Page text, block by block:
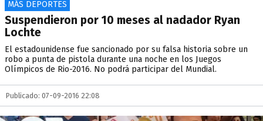
MÁS DEPORTES
Suspendieron por 10 meses al nadador Ryan
Lochte
El estadounidense fue sancionado por su falsa historia sobre un
robo a punta de pistola durante una noche en los Juegos
Olímpicos de Rio-2016. No podrá participar del Mundial.
Publicado: 07-09-2016 22:08